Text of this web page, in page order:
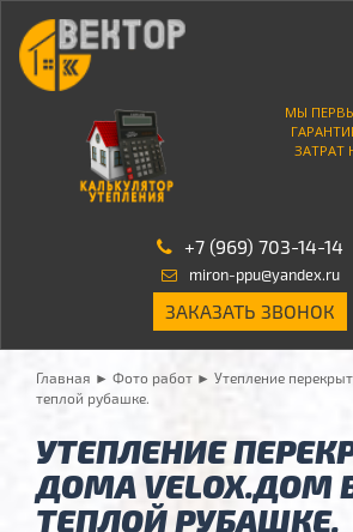
МЫ
ЗАТРАТ
+7 (969) 703-14-14
miron-ppu@yandex.ru
ЗАКАЗАТЬ ЗВОНОК
Главная ► Фото работ ► Утепление
теплой рубашке.
УТЕПЛЕНИЕ
ДОМА VELOX.ДОМ
ТЕПЛОЙ РУБАШКЕ.